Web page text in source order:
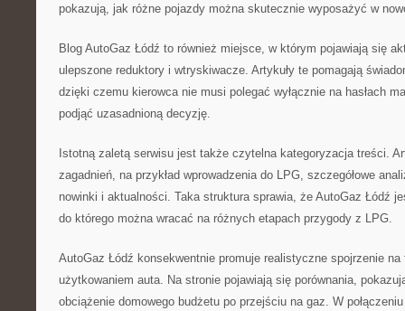
pokazują, jak różne pojazdy można skutecznie wyposażyć w
Blog AutoGaz Łódź to również miejsce, w którym pojawiają się
ulepszone reduktory i wtryskiwacze. Artykuły te pomagają
dzięki czemu kierowca nie musi polegać wyłącznie na hasłach
podjąć uzasadnioną decyzję.
Istotną zaletą serwisu jest także czytelna kategoryzacja treści.
zagadnień, na przykład wprowadzenia do LPG, szczegółowe
nowinki i aktualności. Taka struktura sprawia, że AutoGaz Łódź
do którego można wracać na różnych etapach przygody z LPG.
AutoGaz Łódź konsekwentnie promuje realistyczne spojrzenie
użytkowaniem auta. Na stronie pojawiają się porównania,
obciążenie domowego budżetu po przejściu na gaz. W